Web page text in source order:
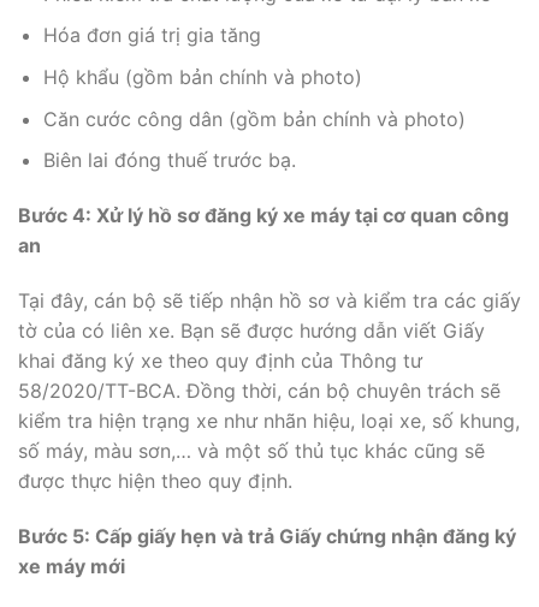
Hóa đơn giá trị gia tăng
Hộ khẩu (gồm bản chính và photo)
Căn cước công dân (gồm bản chính và photo)
Biên lai đóng thuế trước bạ.
Bước 4: Xử lý hồ sơ đăng ký xe máy tại cơ quan công
an
Tại đây, cán bộ sẽ tiếp nhận hồ sơ và kiểm tra các giấy
tờ của có liên xe. Bạn sẽ được hướng dẫn viết Giấy
khai đăng ký xe theo quy định của Thông tư
58/2020/TT-BCA. Đồng thời, cán bộ chuyên trách sẽ
kiểm tra hiện trạng xe như nhãn hiệu, loại xe, số khung,
số máy, màu sơn,… và một số thủ tục khác cũng sẽ
được thực hiện theo quy định.
Bước 5: Cấp giấy hẹn và trả Giấy chứng nhận đăng ký
xe máy mới